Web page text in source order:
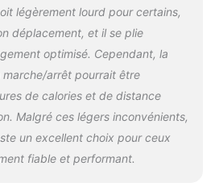
bouton Pause vous
permet de faire une
pause pendant votre
entraînement sans vous
soucier de la suppression
de vos données
d'entraînement. 【Haut-
parleur Bluetooth et
moniteur de fréquence
cardiaque】 Connectez
légèrement lourd pour certains,
déplacement, et il se plie
optimisé. Cependant, la
arrêt pourrait être
de calories et de distance
Malgré ces légers inconvénients,
un excellent choix pour ceux
fiable et performant.